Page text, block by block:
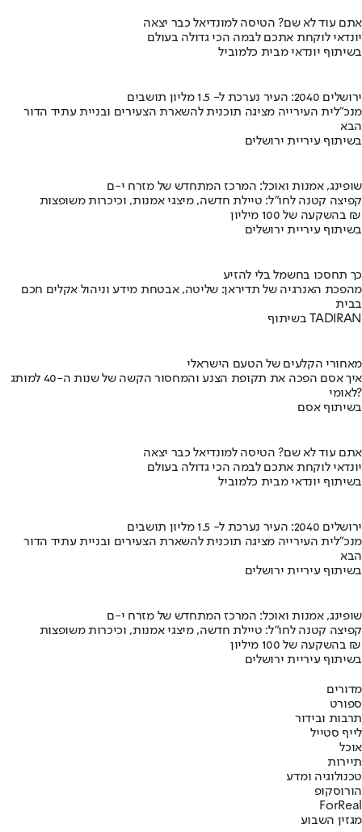
אתם עוד לא שם? הטיסה למונדיאל כבר יצאה
יונדאי לוקחת אתכם לבמה הכי גדולה בעולם
בשיתוף יונדאי מבית כלמוביל
ירושלים 2040: העיר נערכת ל- 1.5 מליון תושבים
מנכ"לית העירייה מציגה תוכנית להשארת הצעירים ובניית עתיד הדור
הבא
בשיתוף עיריית ירושלים
שופינג, אמנות ואוכל: המרכז המתחדש של מזרח י-ם
קפיצה קטנה לחו"ל: טיילת חדשה, מיצגי אמנות, וכיכרות משופצות
בהשקעה של 100 מיליון ₪
בשיתוף עיריית ירושלים
כך תחסכו בחשמל בלי להזיע
מהפכת האנרגיה של תדיראן: שליטה, אבטחת מידע וניהול אקלים חכם
בבית
בשיתוף TADIRAN
מאחורי הקלעים של הטעם הישראלי
איך אסם הפכה את תקופת הצנע והמחסור הקשה של שנות ה-40 למותג
לאומי?
בשיתוף אסם
אתם עוד לא שם? הטיסה למונדיאל כבר יצאה
יונדאי לוקחת אתכם לבמה הכי גדולה בעולם
בשיתוף יונדאי מבית כלמוביל
ירושלים 2040: העיר נערכת ל- 1.5 מליון תושבים
מנכ"לית העירייה מציגה תוכנית להשארת הצעירים ובניית עתיד הדור
הבא
בשיתוף עיריית ירושלים
שופינג, אמנות ואוכל: המרכז המתחדש של מזרח י-ם
קפיצה קטנה לחו"ל: טיילת חדשה, מיצגי אמנות, וכיכרות משופצות
בהשקעה של 100 מיליון ₪
בשיתוף עיריית ירושלים
מדורים
ספורט
תרבות ובידור
לייף סטייל
אוכל
תיירות
טכנולוגיה ומדע
הורוסקופ
ForReal
מגזין השבוע